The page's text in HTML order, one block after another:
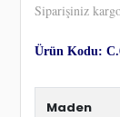
Siparişiniz
Ürün Kodu:
Maden